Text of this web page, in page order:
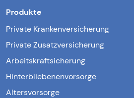
Produkte
Private Krankenversicherung
Private Zusatzversicherung
Arbeitskraftsicherung
Hinterbliebenenvorsorge
Altersvorsorge